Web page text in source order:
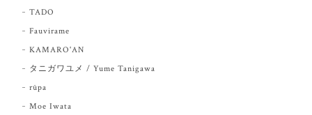
TADO
Fauvirame
KAMARO'AN
タニガワユメ / Yume Tanigawa
rūpa
Moe Iwata